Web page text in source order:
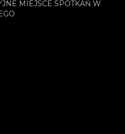
MIEJSCE SPOTKAŃ W